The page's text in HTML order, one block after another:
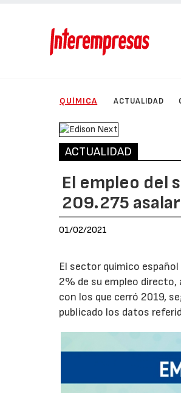
QUÍMICA ACTUALIDAD
ACTUALIDAD
El empleo del
209.275
01/02/2021
El sector químico
2% de su empleo
con los que cerró 2019,
publicado los datos